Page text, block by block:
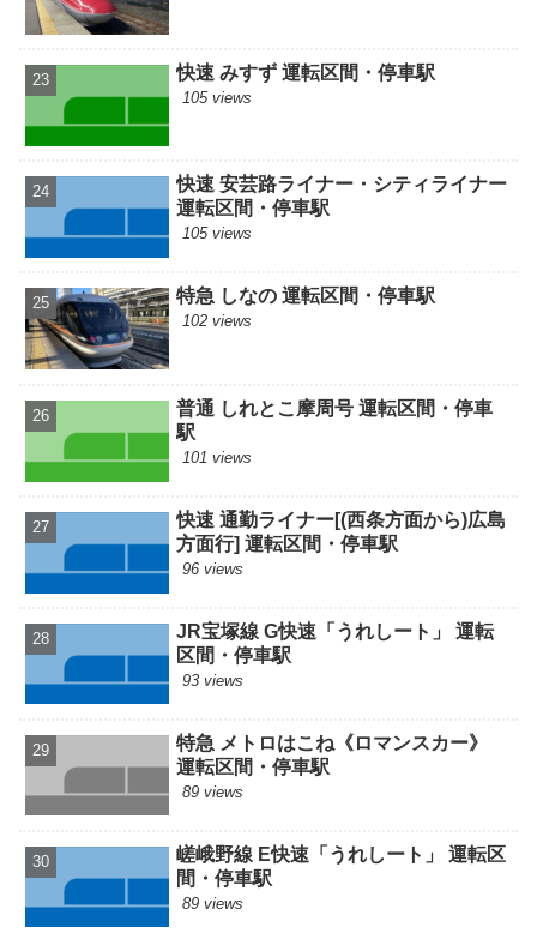
快速 みすず 運転区間・停車駅
105 views
快速 安芸路ライナー・シティライナー
運転区間・停車駅
105 views
特急 しなの 運転区間・停車駅
102 views
普通 しれとこ摩周号 運転区間・停車
駅
101 views
快速 通勤ライナー[(西条方面から)広島
方面行] 運転区間・停車駅
96 views
JR宝塚線 G快速「うれしート」 運転
区間・停車駅
93 views
特急 メトロはこね《ロマンスカー》
運転区間・停車駅
89 views
嵯峨野線 E快速「うれしート」 運転区
間・停車駅
89 views